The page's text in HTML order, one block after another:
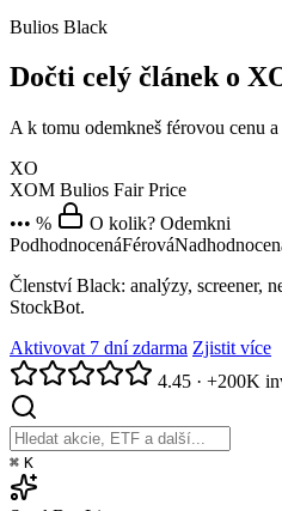
Bulios Black
Dočti celý článek o
A k tomu odemkneš férovou cenu
XO
XOM Bulios Fair Price
••• %
O kolik? Odemkni
PodhodnocenáFérová
Členství Black: analýzy, screener,
StockBot.
Aktivovat 7 dní zdarma Zjistit více
4.45 · +200K
⌘ K